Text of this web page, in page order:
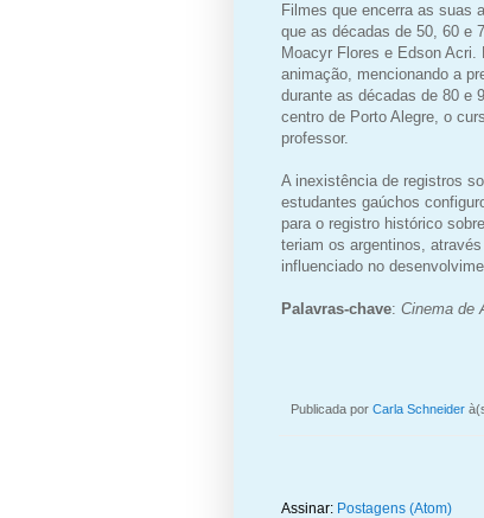
Filmes que encerra as suas
que as décadas de 50, 60 e
Moacyr Flores e Edson
animação, mencionando a
durante as décadas de 80 e
centro de Porto Alegre, o
professor.
A inexistência de registros
estudantes gaúchos
para o registro histórico
teriam os argentinos,
influenciado no
Palavras-chave: Cinema de
Publicada por Carla Schneider
Assinar: Postagens (Atom)